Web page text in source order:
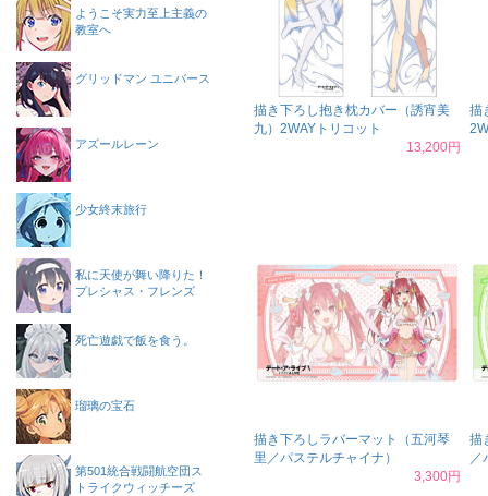
描き下ろし抱き枕カバー（誘宵美
九）2WAYトリコット
13,200円
描
描き下ろしラバーマット（五河琴
里／パステルチャイナ）
3,300円
描
／
ようこそ実力至上主義の
教室へ
グリッドマン ユニバース
アズールレーン
少女終末旅行
私に天使が舞い降りた！
プレシャス・フレンズ
死亡遊戯で飯を食う。
瑠璃の宝石
第501統合戦闘航空団ス
トライクウィッチーズ